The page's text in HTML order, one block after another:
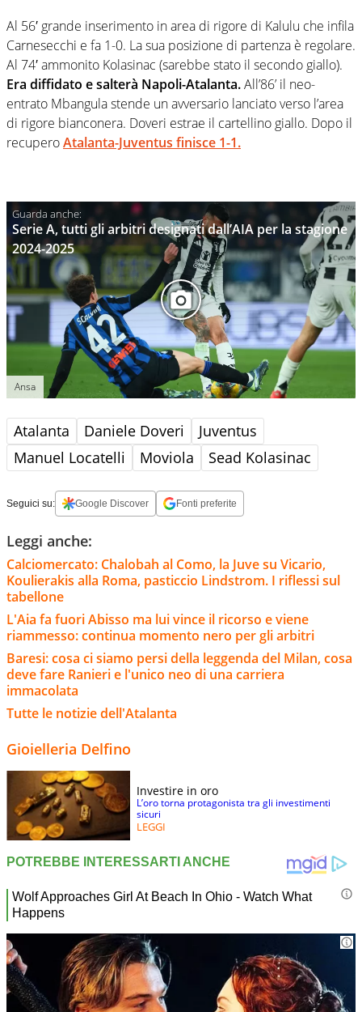
Al 56′ grande inserimento in area di rigore di Kalulu che infila
Carnesecchi e fa 1-0. La sua posizione di partenza è regolare.
Al 74′ ammonito Kolasinac (sarebbe stato il secondo giallo).
Era diffidato e salterà Napoli-Atalanta.All’86’ il neo-
entrato Mbangula stende un avversario lanciato verso l’area
di rigore bianconera. Doveri estrae il cartellino giallo. Dopo il
recuperoAtalanta-Juventus finisce 1-1.
Serie A, tutti gli arbitri designati dall’AIA per la stagione
2024-2025
Ansa
Atalanta Daniele Doveri
Juventus
Manuel Locatelli
Moviola Sead Kolasinac
Seguici su: Google Discover Fonti preferite
Leggi anche:
Calciomercato: Chalobah al Como, la Juve su Vicario,
Koulierakis alla Roma, pasticcio Lindstrom. I riflessi sul
tabellone
L'Aia fa fuori Abisso ma lui vince il ricorso e viene
riammesso: continua momento nero per gli arbitri
Baresi: cosa ci siamo persi della leggenda del Milan, cosa
deve fare Ranieri e l'unico neo di una carriera
immacolata
Tutte le notizie dell'Atalanta
Gioielleria Delfino
Investire in oro
L’oro torna protagonista tra gli investimenti
sicuri
LEGGI